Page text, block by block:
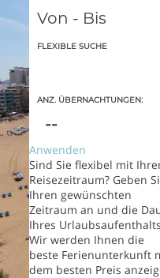
FLEXIBLE SUCHE
ANZ. ÜBERNACHTUNGEN:
Anwenden
Sind Sie flexibel mit
Reisezeitraum? Geben
Ihren gewünschten
Zeitraum an und die
Ihres
Wir werden Ihnen die
beste Ferienunterkunft
dem besten Preis